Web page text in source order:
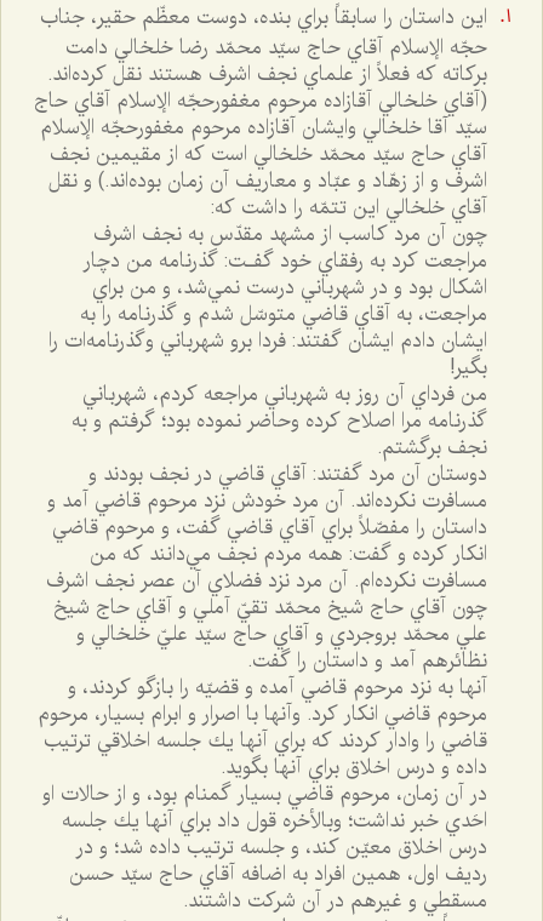
اين داستان را سابقاً براي بنده، دوست معظّم حقير، جناب
حجّه الإسلام آقاي حاج سيّد محمّد رضا خلخالي دامت
بركاته كه فعلاً از علماي نجف اشرف هستند نقل كرده‌اند.
(آقاي خلخالي آقازاده مرحوم مغفورحجّه الإسلام آقاي حاج
سيّد آقا خلخالي وايشان آقازاده مرحوم مغفورحجّه الإسلام
آقاي حاج سيّد محمّد خلخالي است كه از مقيمين نجف
اشرف و از زهّاد و عبّاد و معاريف آن زمان بوده‌اند.) و نقل
آقاي خلخالي اين تتمّه را داشت كه:
چون آن مرد كاسب از مشهد مقدّس به نجف اشرف
مراجعت كرد به رفقاي خود گفـت: گذرنامه من دچار
اشكال بود و در شهرباني درست نمي‌شد، و من براي
مراجعت، به آقاي قاضي متوسّل شدم و گذرنامه را به
ايشان دادم ايشان گفتند: فردا برو شهرباني وگذرنامه‌ات را
بگير!
من فرداي آن روز به شهرباني مراجعه كردم، شهرباني
گذرنامه مرا اصلاح كرده وحاضر نموده بود؛ گرفتم و به
نجف برگشتم.
دوستان آن مرد گفتند: آقاي قاضي در نجف بودند و
مسافرت نكرده‌اند. آن مرد خودش نزد مرحوم قاضي آمد و
داستان را مفصّلاً براي آقاي قاضي گفت، و مرحوم قاضي
انكار كرده و گفت: همه مردم نجف مي‌دانند كه من
مسافرت نكرده‌ام. آن مرد نزد فضلاي آن عصر نجف اشرف
چون آقاي حاج شيخ محمّد تقيّ آملي و آقاي حاج شيخ
علي محمّد بروجردي و آقاي حاج سيّد عليّ خلخالي و
نظائرهم آمد و داستان را گفت.
آنها به نزد مرحوم قاضي آمده و قضيّه را بازگو كردند، و
مرحوم قاضي انكار كرد. وآنها با اصرار و ابرام بسيار، مرحوم
قاضي را وادار كردند كه براي آنها يك جلسه اخلاقي ترتيب
داده و درس اخلاق براي آنها بگويد.
در آن زمان، مرحوم قاضي بسيار گمنام بود، و از حالات او
احَدي خبر نداشت؛ وبالأخره قول داد براي آنها يك جلسه
درس اخلاق معيّن كند، و جلسه ترتيب داده شد؛ و در
رديف اول، همين افراد به اضافه آقاي حاج سيّد حسن
مسقطي و غيرهم در آن شركت داشتند.